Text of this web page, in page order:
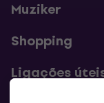
Muziker
Shopping
Ligações